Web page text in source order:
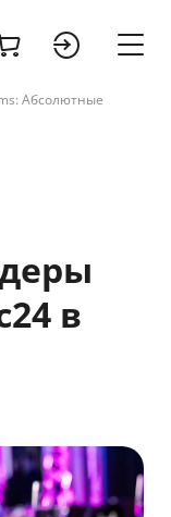
cart sign
Абсолютные
в